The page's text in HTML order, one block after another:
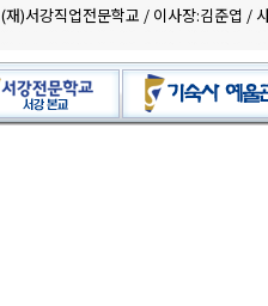
(재)서강직업전문학교 / 이사장:김준엽 /